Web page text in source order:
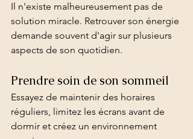
Il n'existe malheureusement pas de
solution miracle. Retrouver son énergie
demande souvent d'agir sur plusieurs
aspects de son quotidien.
Prendre soin de son sommeil
Essayez de maintenir des horaires
réguliers, limitez les écrans avant de
dormir et créez un environnement